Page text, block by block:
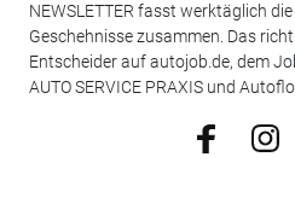
NEWSLETTER fasst werktäglich
Geschehnisse zusammen. Das
Entscheider auf autojob.de, dem
AUTO SERVICE PRAXIS und